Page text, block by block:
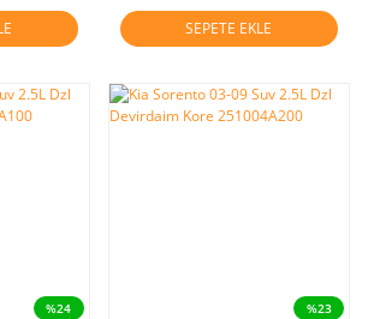
SEPETE EKLE
%24 %23